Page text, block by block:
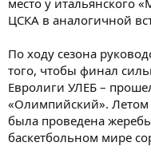
место у итальянского
ЦСКА в аналогичной
По ходу сезона
того, чтобы финал
Евролиги УЛЕБ –
«Олимпийский». Летом
была проведена
баскетбольном мире